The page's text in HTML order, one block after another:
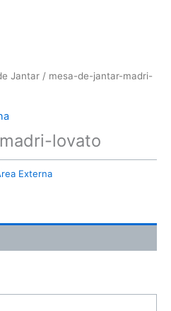
Jantar / mesa-de-jantar-madri-
lovato
Externa